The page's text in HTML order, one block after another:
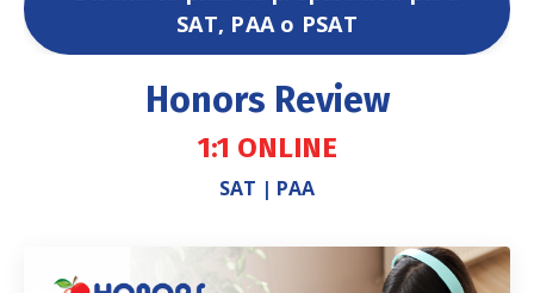
SAT, PAA o PSAT
Honors Review
1:1 ONLINE
SAT | PAA